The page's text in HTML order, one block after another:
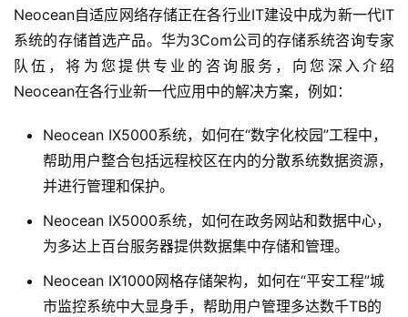
Neocean自适应网络存储正在各行业IT建设中成为新一代IT
系统的存储首选产品。华为3Com公司的存储系统咨询专家
队伍，将为您提供专业的咨询服务，向您深入介绍
Neocean IX5000系统，如何在“数字化校园”工程中，
帮助用户整合包括远程校区在内的分散系统数据资源，
并进行管理和保护。
Neocean IX5000系统，如何在政务网站和数据中心，
为多达上百台服务器提供数据集中存储和管理。
Neocean IX1000网格存储架构，如何在“平安工程”城
市监控系统中大显身手，帮助用户管理多达数千TB的